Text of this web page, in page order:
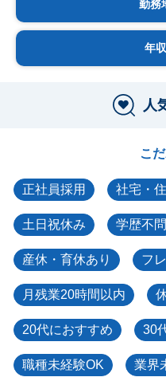
勤務
年
人
こ
正社員採用 社宅・
土日祝休み 学歴不問
産休・育休あり フ
月残業20時間以内
20代におすすめ 30
職種未経験OK 業界